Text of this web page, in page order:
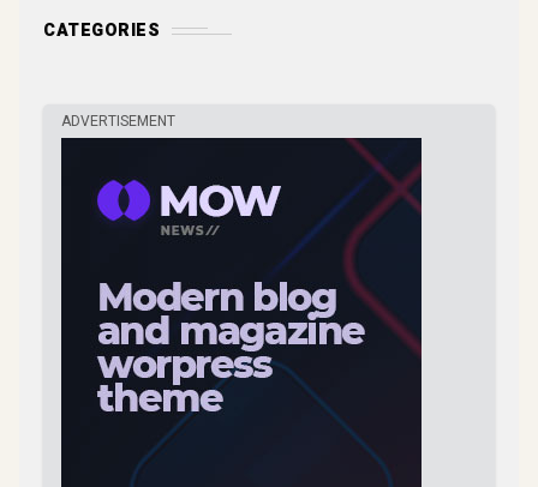
CATEGORIES
ADVERTISEMENT